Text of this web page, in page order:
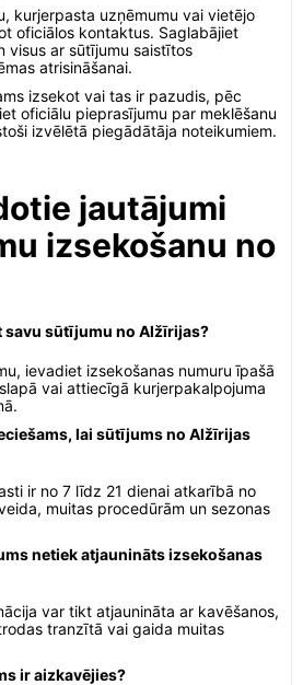
kurjerpasta uzņēmumu vai vietējo
oficiālos kontaktus. Saglabājiet
visus ar sūtījumu saistītos
atrisināšanai.
izsekot vai tas ir pazudis, pēc
oficiālu pieprasījumu par meklēšanu
izvēlētā piegādātāja noteikumiem.
jautājumi
izsekošanu no
savu sūtījumu no Alžīrijas?
ievadiet izsekošanas numuru īpašā
vai attiecīgā kurjerpakalpojuma
lai sūtījums no Alžīrijas
ir no 7 līdz 21 dienai atkarībā no
muitas procedūrām un sezonas
netiek atjaunināts izsekošanas
var tikt atjaunināta ar kavēšanos,
tranzītā vai gaida muitas
ir aizkavējies?